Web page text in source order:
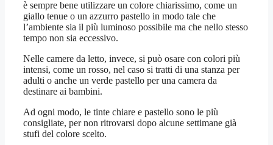
è sempre bene utilizzare un colore chiarissimo, come un
giallo tenue o un azzurro pastello in modo tale che
l’ambiente sia il più luminoso possibile ma che nello stesso
tempo non sia eccessivo.
Nelle camere da letto, invece, si può osare con colori più
intensi, come un rosso, nel caso si tratti di una stanza per
adulti o anche un verde pastello per una camera da
destinare ai bambini.
Ad ogni modo, le tinte chiare e pastello sono le più
consigliate, per non ritrovarsi dopo alcune settimane già
stufi del colore scelto.